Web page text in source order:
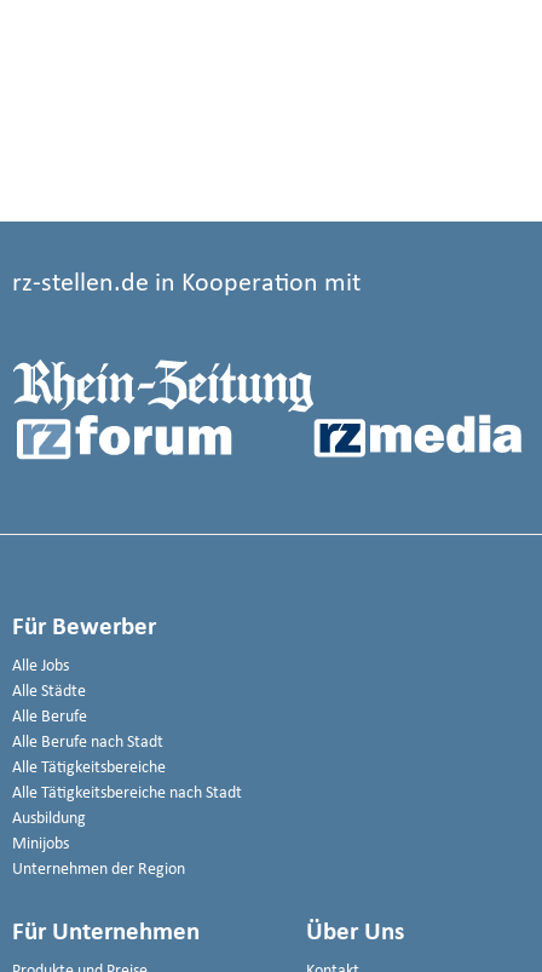
rz-stellen.de in Kooperation mit
Für Bewerber
Alle Jobs
Alle Städte
Alle Berufe
Alle Berufe nach Stadt
Alle Tätigkeitsbereiche
Alle Tätigkeitsbereiche nach Stadt
Ausbildung
Minijobs
Unternehmen der Region
Für Unternehmen Über Uns